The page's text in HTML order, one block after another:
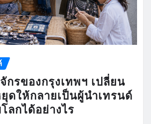
กรของกรุงเทพฯ เปลี่ยน
ดให้กลายเป็นผู้นำเทรนด์
ลกได้อย่างไร